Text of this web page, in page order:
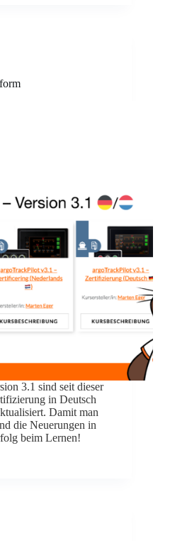
3.1 sind seit dieser
in Deutsch
Damit man
die Neuerungen in
beim Lernen!